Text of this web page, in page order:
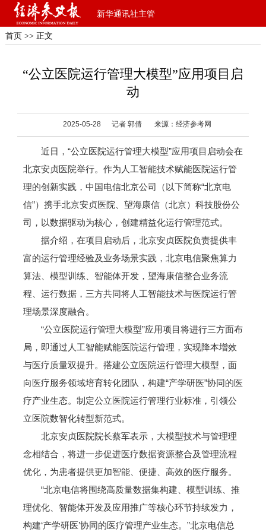
新华通讯社主管
首页 >> 正文
“公立医院运行管理大模型”应用项目启
动
2025-05-28 记者 郭倩 来源：经济参考网
近日，“公立医院运行管理大模型”应用项目启动会在
北京安贞医院举行。作为人工智能技术赋能医院运行管
理的创新实践，中国电信北京公司（以下简称“北京电
信”）携手北京安贞医院、望海康信（北京）科技股份公
司，以数据驱动为核心，创建精益化运行管理范式。
据介绍，在项目启动后，北京安贞医院负责提供丰
富的运行管理经验及业务场景实践，北京电信聚焦算力
算法、模型训练、智能体开发，望海康信整合业务流
程、运行数据，三方共同将人工智能技术与医院运行管
理场景深度融合。
“公立医院运行管理大模型”应用项目将进行三方面布
局，即通过人工智能赋能医院运行管理，实现降本增效
与医疗质量双提升。搭建公立医院运行管理大模型，面
向医疗服务领域培育转化团队，构建“产学研医”协同的医
疗产业生态。制定公立医院运行管理行业标准，引领公
立医院数智化转型新范式。
北京安贞医院院长蔡军表示，大模型技术与管理理
念相结合，将进一步促进医疗数据资源整合及管理流程
优化，为患者提供更加智能、便捷、高效的医疗服务。
“北京电信将围绕高质量数据集构建、模型训练、推
理优化、智能体开发及应用推广等核心环节持续发力，
构建‘产学研医’协同的医疗管理产业生态。”北京电信总